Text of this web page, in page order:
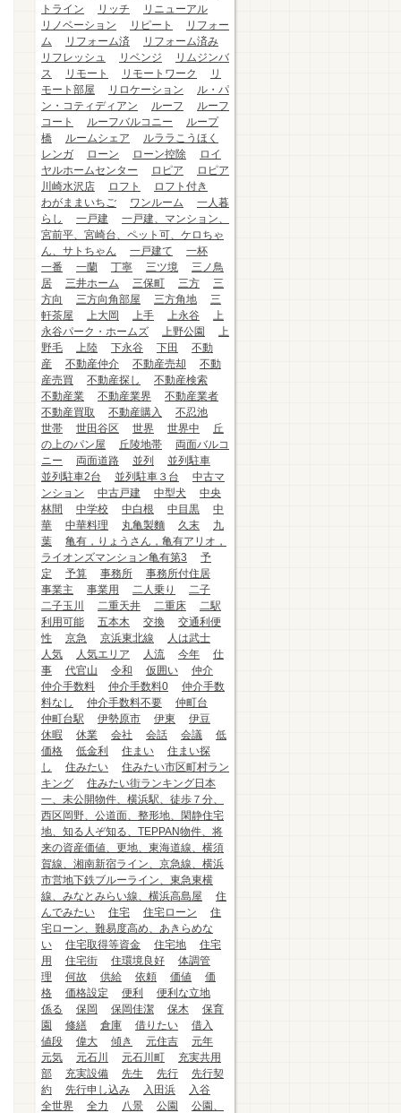
トライン
リッチ
リニューアル
リノベーション
リピート
リフォー
ム
リフォーム済
リフォーム済み
リフレッシュ
リベンジ
リムジンバ
ス
リモート リモートワーク
リ
モート部屋
リロケーション
ル・パ
ン・コティディアン
ルーフ
ルーフ
コート
ルーフバルコニー
ループ
橋
ルームシェア
ルララこうほく
レンガ
ローン ローン控除
ロイ
ヤルホームセンター
ロピア
ロピア
川崎水沢店
ロフト
ロフト付き
わがままいちご
ワンルーム
一人暮
らし
一戸建
一戸建、マンション、
宮前平、宮崎台、ペット可、ケロちゃ
ん、サトちゃん
一戸建て
一杯
一番
一蘭 丁寧 三ツ境
三ノ鳥
居
三井ホーム 三保町 三方
三
方向
三方向角部屋 三方角地
三
軒茶屋
上大岡 上手 上永谷
上
永谷パーク・ホームズ
上野公園
上
野毛
上陸 下永谷 下田
不動
産
不動産仲介 不動産売却
不動
産売買
不動産探し
不動産検索
不動産業
不動産業界
不動産業者
不動産買取
不動産購入
不忍池
世帯
世田谷区 世界 世界中
丘
の上のパン屋
丘陵地帯
両面バルコ
ニー
両面道路 並列
並列駐車
並列駐車2台
並列駐車３台
中古マ
ンション
中古戸建 中型犬
中央
林間
中学校 中白根 中目黒
中
華
中華料理 丸亀製麵 久末
九
葉
亀有，りょうさん，亀有アリオ，
ライオンズマンション亀有第3
予
定
予算 事務所
事務所付住居
事業主
事業用 二人乗り
二子
二子玉川
二重天井 二重床
二駅
利用可能
五本木 交換
交通利便
性
京急 京浜東北線
人は武士
人気
人気エリア 人流 今年
仕
事
代官山 令和 仮囲い
仲介
仲介手数料
仲介手数料0
仲介手数
料なし
仲介手数料不要
仲町台
仲町台駅
伊勢原市 伊東
伊豆
休暇
休業 会社 会話 会議
低
価格
低金利 住まい
住まい探
し
住みたい
住みたい市区町村ラン
キング
住みたい街ランキング日本
一、未公開物件、横浜駅、徒歩７分、
西区岡野、公道面、整形地、閑静住宅
地、知る人ぞ知る、TEPPAN物件、将
来の資産価値、更地、東海道線、横須
賀線、湘南新宿ライン、京急線、横浜
市営地下鉄ブルーライン、東急東横
線、みなとみらい線、横浜高島屋
住
んでみたい
住宅 住宅ローン
住
宅ローン、難易度高め、あきらめな
い
住宅取得等資金 住宅地
住宅
用
住宅街 住環境良好
体調管
理
何故 供給 依頼 価値
価
格
価格設定 便利
便利な立地
係る
保岡 保岡佳潔 保木
保育
園
修繕 倉庫 借りたい
借入
値段
偉大 傾き 元住吉
元年
元気
元石川 元石川町
充実共用
部
充実設備 先生 先行
先行契
約
先行申し込み 入田浜
入谷
全世界
全力 八景 公園
公園、